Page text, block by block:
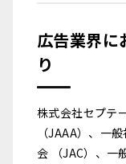
広告業界に
り
株式会社セプテ
（JAAA）、一
会 （JAC）、一